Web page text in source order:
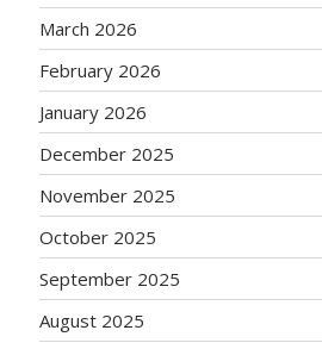
March 2026
February 2026
January 2026
December 2025
November 2025
October 2025
September 2025
August 2025